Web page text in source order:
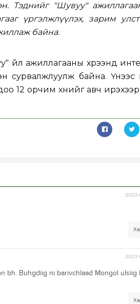
Тэднийг "Шувуу"
үргэлжлүүлэх, зарим
байна.
үйл ажиллагааны хүрээнд
сурвалжлуулж байна.
12 орчим хүнийг авч ирэхээр
2023-
2023-
bh. Buhgdiig ni barivchlaad Mongol ulsiig